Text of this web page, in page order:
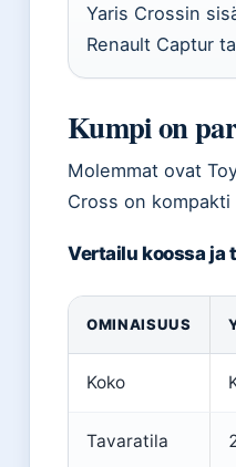
Yaris Crossin
Renault Captur
Kumpi on
Molemmat ovat
Cross on
Vertailu koossa ja
OMINAISUUS
Koko
Tavaratila